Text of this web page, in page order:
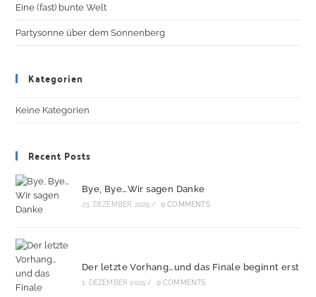
Eine (fast) bunte Welt
Partysonne über dem Sonnenberg
Kategorien
Keine Kategorien
Recent Posts
Bye, Bye…Wir sagen Danke
23. DEZEMBER 2025 / 0 COMMENTS
Der letzte Vorhang…und das Finale beginnt erst
1. DEZEMBER 2025 / 0 COMMENTS